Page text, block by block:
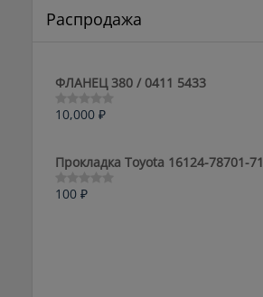
Распродажа
ФЛАНЕЦ 380 / 0411 5433
Оценка
5
10,000 ₽
Прокладка Toyota 16124-78701-71
Оценка
100 ₽